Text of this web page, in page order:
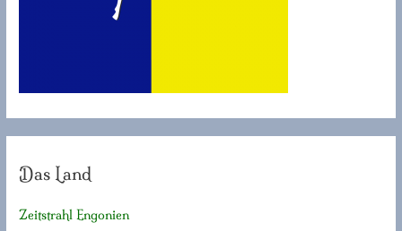
Das Land
Zeitstrahl Engonien